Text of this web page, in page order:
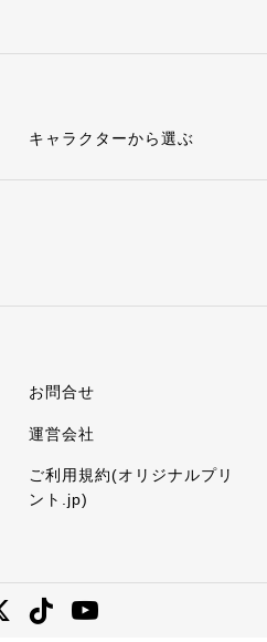
キャラクターから選ぶ
お問合せ
運営会社
ご利用規約(オリジナルプリ
ント.jp)